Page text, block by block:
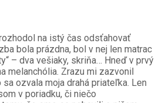
na istý čas odsťahovať
bola prázdna, bol v nej len matrac
– dva vešiaky, skriňa… Hneď v prvý
melanchólia. Zrazu mi zazvonil
ozvala moja drahá priateľka. Len
v poriadku, či niečo